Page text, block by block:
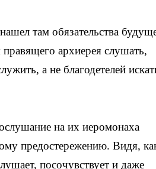
там обязательства
архиерея слушать,
а не благодетелей
на их иеромонаха
предостережению. Видя,
посочувствует и даже